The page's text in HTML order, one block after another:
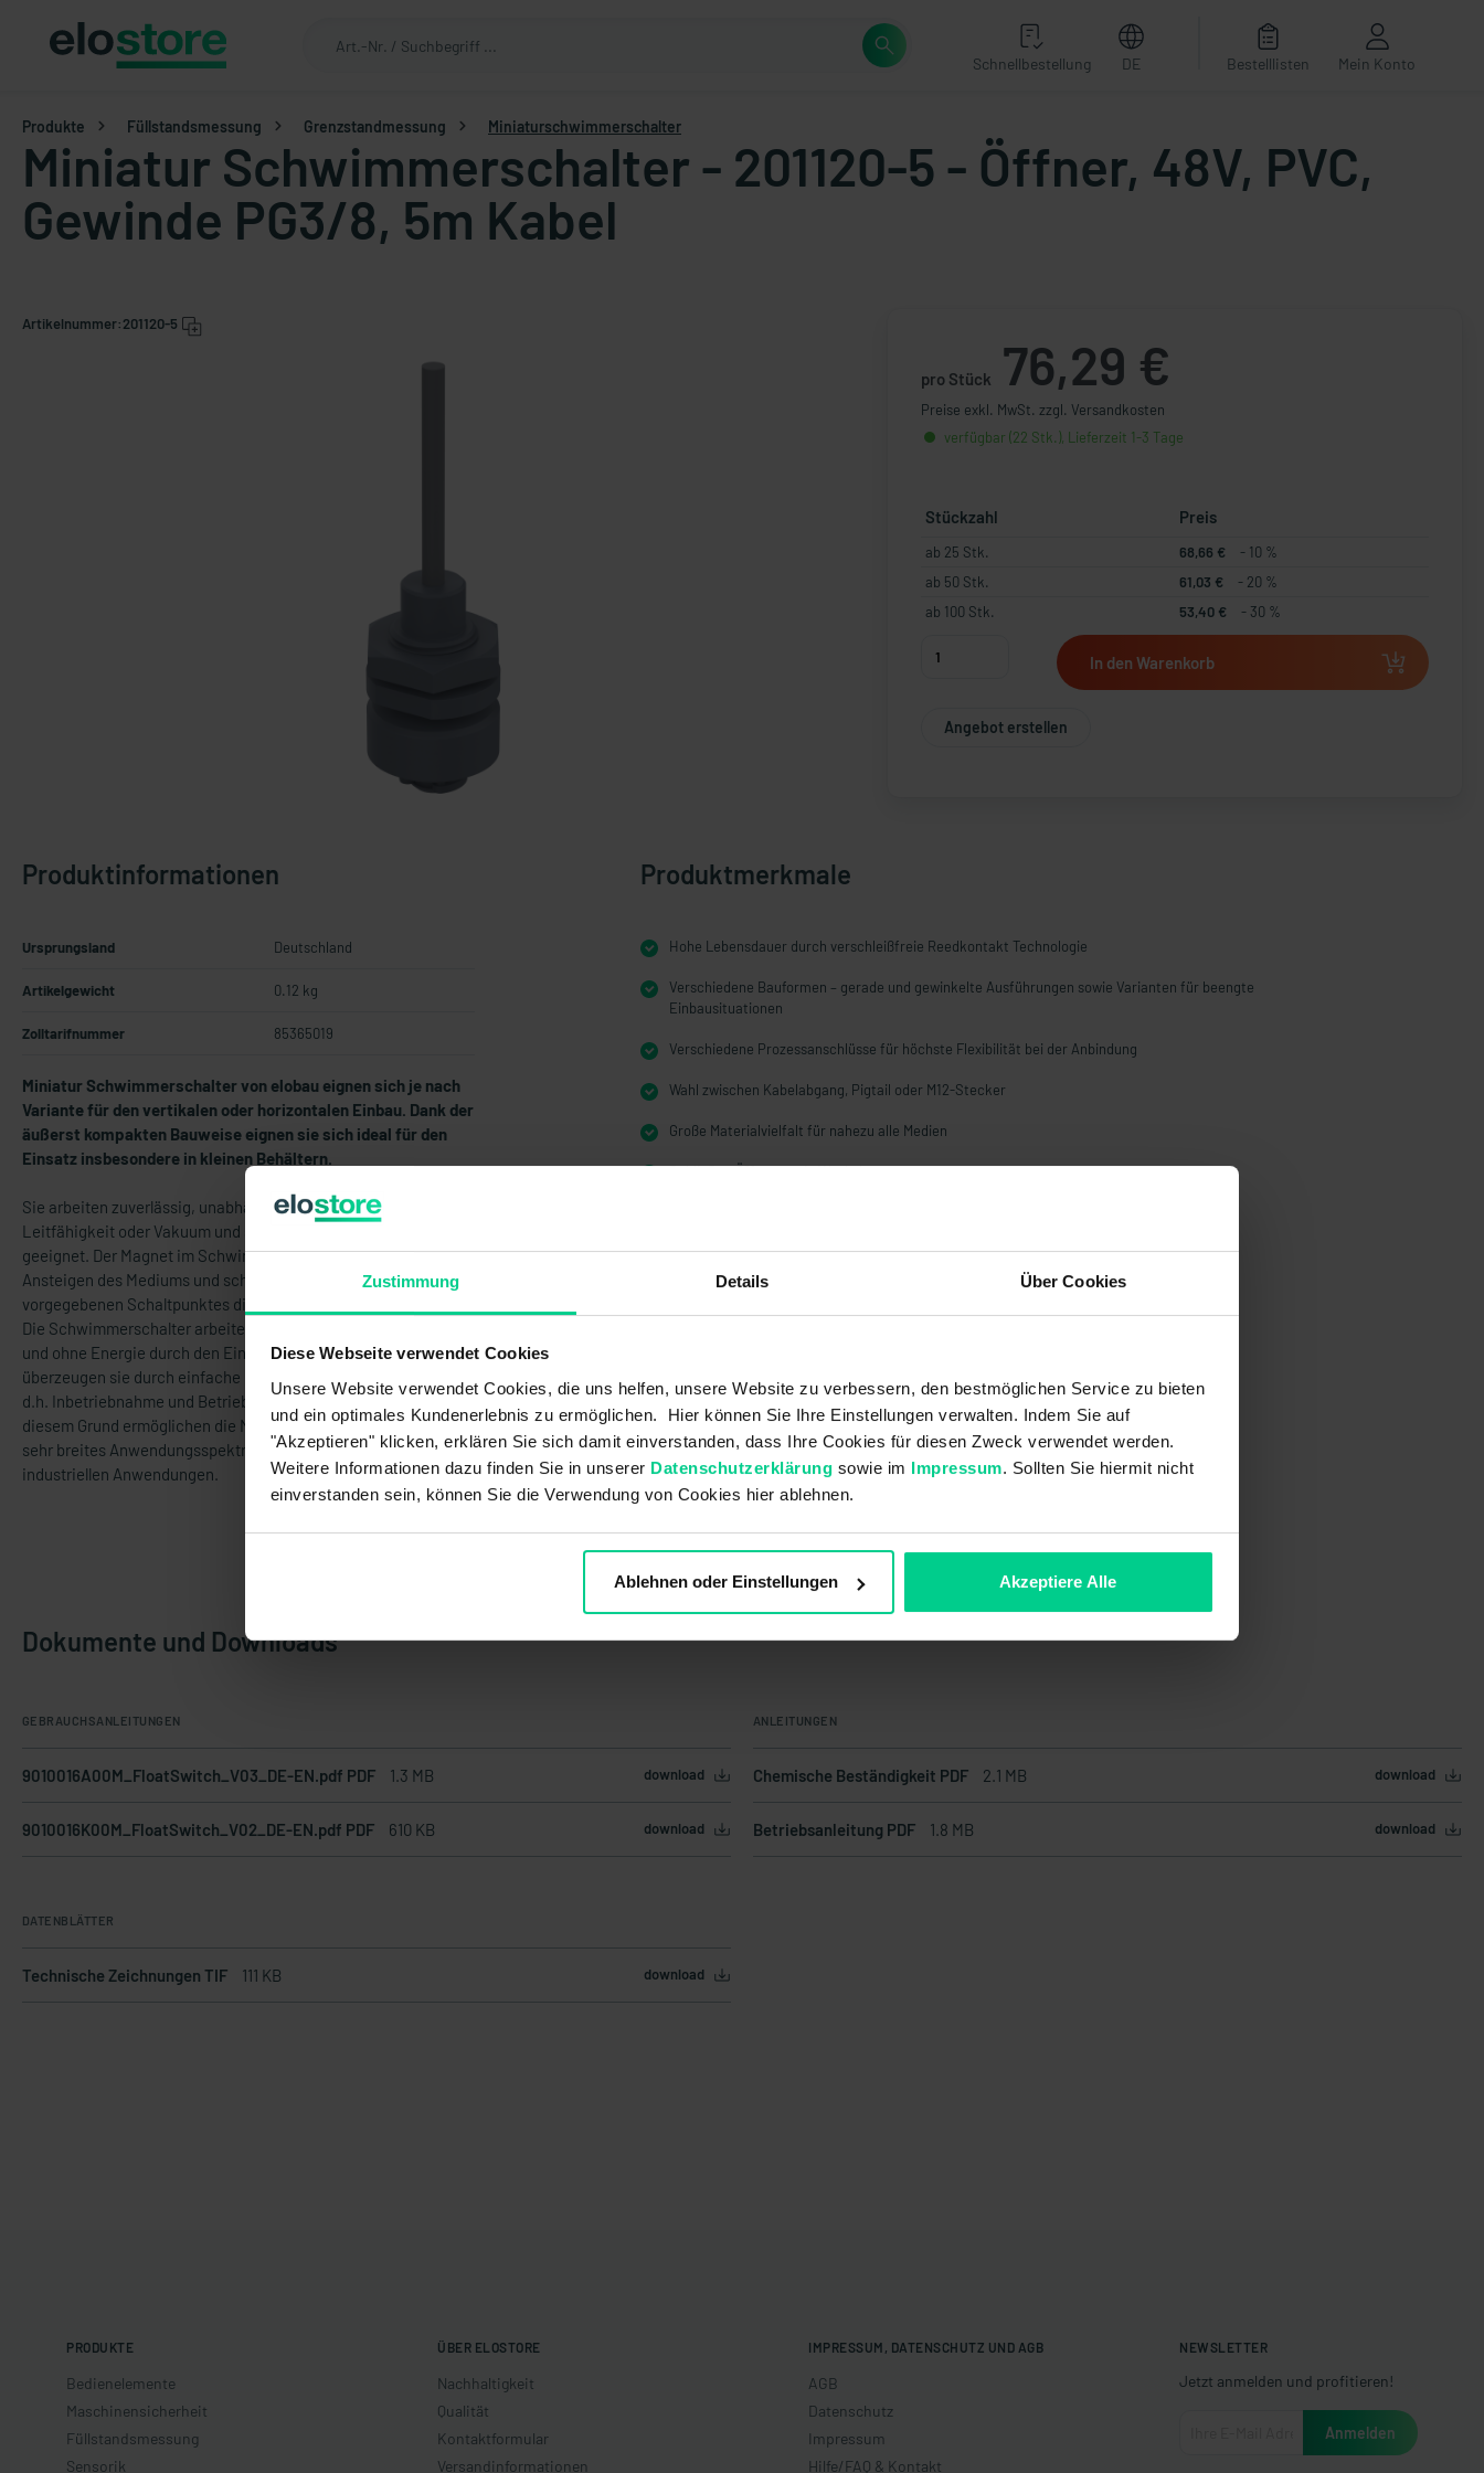
Zustimmung Details Über Cookies
Diese Webseite verwendet Cookies
Unsere Website verwendet Cookies, die uns helfen, unsere Website zu verbessern, den bestmöglichen Service zu bieten
und ein optimales Kundenerlebnis zu ermöglichen. Hier können Sie Ihre Einstellungen verwalten. Indem Sie auf
"Akzeptieren" klicken, erklären Sie sich damit einverstanden, dass Ihre Cookies für diesen Zweck verwendet werden.
Weitere Informationen dazu finden Sie in unserer Datenschutzerklärung sowie im Impressum. Sollten Sie hiermit nicht
einverstanden sein, können Sie die Verwendung von Cookies hier ablehnen.
Ablehnen oder Einstellungen Akzeptiere Alle
Schnellbestellung DE Bestelllisten Mein Konto
Produkte Füllstandsmessung Grenzstandmessung Miniaturschwimmerschalter
Miniatur Schwimmerschalter - 201120-5 - Öffner, 48V, PVC,
Gewinde PG3/8, 5m Kabel
Artikelnummer:201120-5
pro Stück 76,29 €
Preise exkl. MwSt. zzgl. Versandkosten
verfügbar (22 Stk.), Lieferzeit 1-3 Tage
Stückzahl Preis
ab 25 Stk. 68,66 €
- 10 %
ab 50 Stk.
61,03 €
- 20 %
ab 100 Stk.
53,40 € - 30 %
In den Warenkorb
Angebot erstellen
Produktinformationen
Ursprungsland Deutschland
Artikelgewicht 0.12 kg
Zolltarifnummer 85365019
Miniatur Schwimmerschalter von elobau eignen sich je nach
Variante für den vertikalen oder horizontalen Einbau. Dank der
äußerst kompakten Bauweise eignen sie sich ideal für den
Einsatz insbesondere in kleinen Behältern.
Sie arbeiten zuverlässig, unabhängig von Schaumbildung,
Leitfähigkeit oder Vakuum und sind für nahezu alle Medien
geeignet. Der Magnet im Schwimmerkörper bewirkt beim
Ansteigen des Mediums und schließlich beim Erreichen eines
vorgegebenen Schaltpunktes die Betätigung des Reedkontakts.
Die Schwimmerschalter arbeiten berührungslos, verschleißfrei
und ohne Energie durch den Einsatz von Reedkontakten. Zudem
überzeugen sie durch einfache Montage und sind wartungsfrei,
d.h. Inbetriebnahme und Betriebskosten sind minimal. Aus
diesem Grund ermöglichen die Miniaturschwimmerschalter ein
sehr breites Anwendungsspektrum von unterschiedlichsten
industriellen Anwendungen.
Produktmerkmale
Hohe Lebensdauer durch verschleißfreie Reedkontakt Technologie
Verschiedene Bauformen – gerade und gewinkelte Ausführungen sowie Varianten für beengte
Einbausituationen
Verschiedene Prozessanschlüsse für höchste Flexibilität bei der Anbindung
Wahl zwischen Kabelabgang, Pigtail oder M12-Stecker
Große Materialvielfalt für nahezu alle Medien
Schließer, Öffner sowie Wechsler
Dokumente und Downloads
GEBRAUCHSANLEITUNGEN
9010016A00M_FloatSwitch_V03_DE-EN.pdf PDF 1.3 MB download
9010016K00M_FloatSwitch_V02_DE-EN.pdf PDF 610 KB download
ANLEITUNGEN
Chemische Beständigkeit PDF 2.1 MB download
Betriebsanleitung PDF 1.8 MB download
DATENBLÄTTER
Technische Zeichnungen TIF 111 KB download
PRODUKTE
Bedienelemente
Maschinensicherheit
Füllstandsmessung
Sensorik
ÜBER ELOSTORE
Nachhaltigkeit
Qualität
Kontaktformular
Versandinformationen
IMPRESSUM, DATENSCHUTZ UND AGB
AGB
Datenschutz
Impressum
Hilfe/FAQ & Kontakt
NEWSLETTER
Jetzt anmelden und profitieren!